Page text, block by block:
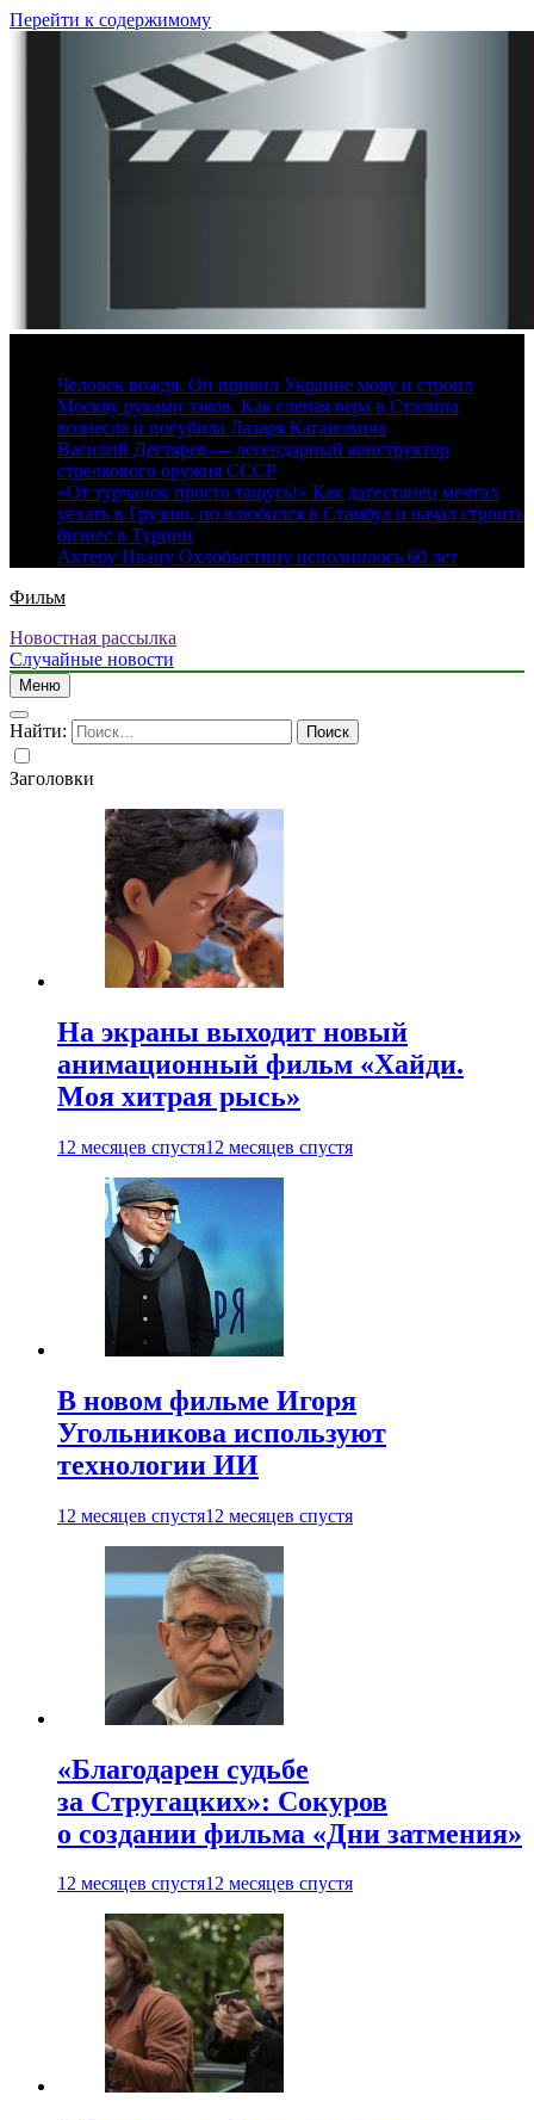
Перейти к содержимому
Человек вождя. Он привил Украине мову и строил
Москву руками зэков. Как слепая вера в Сталина
вознесла и погубила Лазаря Кагановича
Василий Дегтярев — легендарный конструктор
стрелкового оружия СССР
«От турчанок просто тащусь!» Как дагестанец мечтал
уехать в Грузию, но влюбился в Стамбул и начал строить
бизнес в Турции
Актеру Ивану Охлобыстину исполнилось 60 лет
Фильм
Новостная рассылка
Случайные новости
Меню
Найти:
Заголовки
На экраны выходит новый
анимационный фильм «Хайди.
Моя хитрая рысь»
12 месяцев спустя12 месяцев спустя
В новом фильме Игоря
Угольникова используют
технологии ИИ
12 месяцев спустя12 месяцев спустя
«Благодарен судьбе
за Стругацких»: Сокуров
о создании фильма «Дни затмения»
12 месяцев спустя12 месяцев спустя